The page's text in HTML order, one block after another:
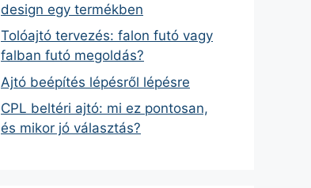
design egy termékben
Tolóajtó tervezés: falon futó vagy
falban futó megoldás?
Ajtó beépítés lépésről lépésre
CPL beltéri ajtó: mi ez pontosan,
és mikor jó választás?